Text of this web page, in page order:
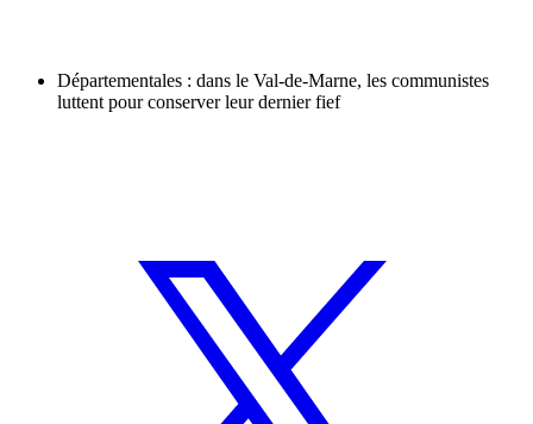
Départementales : dans le Val-de-Marne, les communistes
luttent pour conserver leur dernier fief